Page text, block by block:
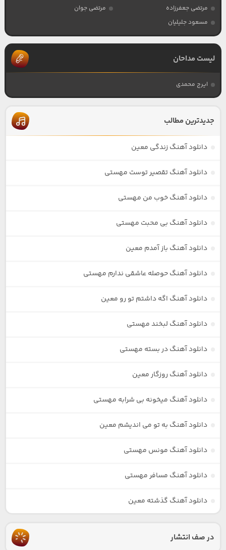
مرتضی جعفرزاده
مرتضی جوان
مسعود جلیلیان
لیست مداحان
ایرج محمدی
جدیدترین مطالب
دانلود آهنگ زندگی معین
دانلود آهنگ تقصیر توست مهستی
دانلود آهنگ خوب من مهستی
دانلود آهنگ بی محبت مهستی
دانلود آهنگ باز آمدم معین
دانلود آهنگ حوصله عاشقی ندارم مهستی
دانلود آهنگ اگه داشتم تو رو معین
دانلود آهنگ لبخند مهستی
دانلود آهنگ در بسته مهستی
دانلود آهنگ روزگار معین
دانلود آهنگ میخونه بی شرابه مهستی
دانلود آهنگ به تو می اندیشم معین
دانلود آهنگ مونس مهستی
دانلود آهنگ مسافر مهستی
دانلود آهنگ گذشته معین
در صف انتشار